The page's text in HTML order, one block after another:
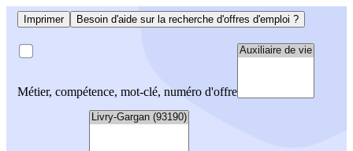
Imprimer Besoin d'aide sur la recherche d'offres d'emploi ?
Métier, compétence, mot-clé, numéro d'offre